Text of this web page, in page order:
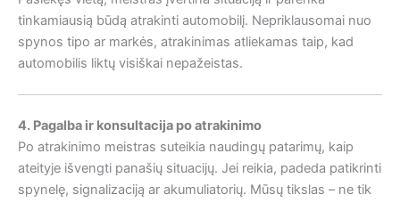
tinkamiausią būdą atrakinti automobilį. Nepriklausomai nuo
spynos tipo ar markės, atrakinimas atliekamas taip, kad
automobilis liktų visiškai nepažeistas.
4. Pagalba ir konsultacija po atrakinimo
Po atrakinimo meistras suteikia naudingų patarimų, kaip
ateityje išvengti panašių situacijų. Jei reikia, padeda patikrinti
spynelę, signalizaciją ar akumuliatorių. Mūsų tikslas – ne tik